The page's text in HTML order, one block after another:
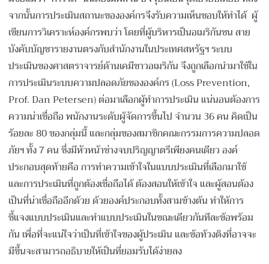
จากนั้นการประเมินสถานะขององค์กรจึงรับความเห็นชอบให้ทำได้ ผู้
เขียนการวิเคราะห์องค์กรพบว่า โดยที่ผู้บริหารเป็นอเมริกันชน สาย
บังคับบัญชารายงานตรงกับสำนักงานในประเทศสหรัฐฯ ระบบ
ประเมินของศาสตราจารย์ด้านเคมีชาวอเมริกัน จึงถูกเลือกนำมาใช้ใน
การประเมินระบบความปลอดภัยขององค์กร (Loss Prevention,
Prof. Dan Petersen) ต่อมาเลือกผู้ทำการประเมิน แน่นอนต้องการ
ความน่าเชื่อถือ พนักงานระดับผู้จัดการขึ้นไป จำนวน 36 คน คิดเป็น
ร้อยละ 80 ของกลุ่มนี้ และกลุ่มของสมาชิกคณะกรรมการความปลอด
ภัยฯ ทั้ง 7 คน ซึ่งมีหัวหน้าช่างจบปริญญาตรีเพียงคนเดียว องค์
ประกอบสุดท้ายคือ การทำความเข้าใจในแบบประเมินที่เลือกมาใช้
และการประเมินที่ถูกต้องเชื่อถือได้ ต้องสอนให้เข้าใจ และผู้สอนต้อง
เป็นที่น่าเชื่อถืออีกด้วย ด้วยองค์ประกอบทั้งสามข้างต้น ทำให้การ
ชี้แจงแบบประเมินและทำแบบประเมินในขณะเดียวกันทีละข้อพร้อม
กัน เพื่อที่จะแน่ใจว่าเป็นที่เข้าใจของผู้ประเมิน และข้อท้วงติงที่อาจจะ
มีขึ้นจะสามารถอธิบายให้เป็นที่ยอมรับได้ง่ายลง